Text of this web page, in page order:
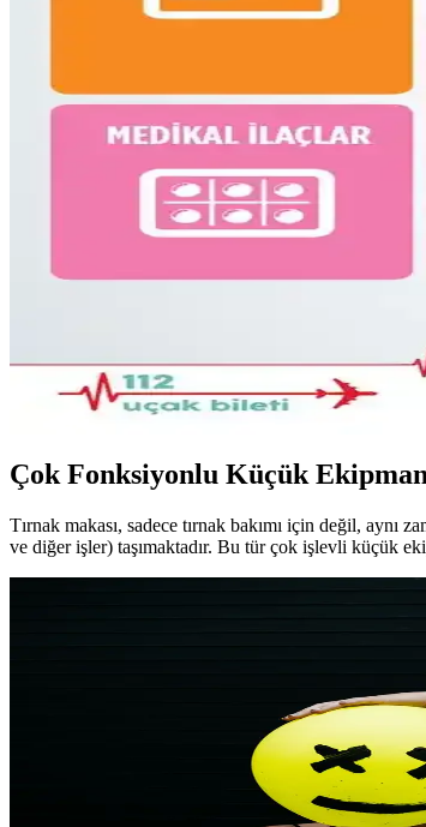
16 litrelik Kanken sırt çantasıyla 4 gün 4 gece
Fjällräven Kånken 16L ile 15 Günlük
Fjällräven Kånken 16L sırt çantasıyla 15 günlük yaz
Gossamer Gear Vagabond Jet: Hafif ve
Gossamer Gear Vagabond Jet, hafifliği ve koruyucu
Bolivya Seyahati İçin Çok İklim
22.5L ve Kişisel Eşya ile Seyahat veya
Seyahatlerde 22.5L sırt çantası ve kişisel eşya
Çok Fonksiyonlu Küçük
Tırnak makası, sadece tırnak bakımı için değil, aynı
ve diğer işler) taşımaktadır. Bu tür çok işlevli küçük